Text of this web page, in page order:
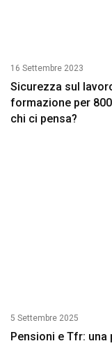
16 Settembre 2023
Sicurezza sul
formazione per
chi ci pensa?
5 Settembre 2025
Pensioni e Tfr: